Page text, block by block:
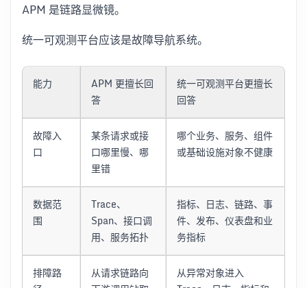
APM 是链路显微镜。
统一可观测平台应该是故障导航系统。
能力
APM 更擅长回
答
统一可观测平台更擅长
回答
故障入
口
某条请求或接
口哪里慢、哪
里错
哪个业务、服务、组件
或基础设施对象不健康
数据范
围
Trace、
Span、接口调
用、服务拓扑
指标、日志、链路、事
件、发布、仪表盘和业
务指标
排障路
从请求链路向
从异常对象进入